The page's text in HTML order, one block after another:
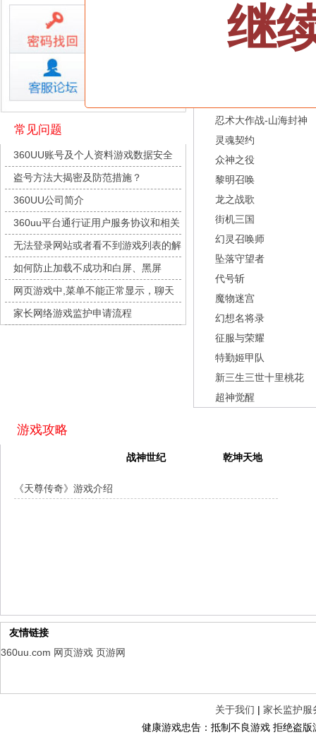
微乐捕鱼千炮版
帕瓦勇者传说 每日新服
群英风华录
小小仙王
每日新服
魔物迷宫
每日新服
今日 10:00点
城防三国志
每日新服
今日 10:00点
九梦仙域
每日新服
豌豆大作战
每日新服
今日 10:00点
灵魂序章
每日新服
今日 10:00点
冒险守护
每日新服
今日 10:00点
绝地苍穹
每日新服
今日 10:00点
代号斩
每日新服
今日 10:00点
征服与荣耀
灵魂契约
每日新服
权力的游戏
新服新服 今日 9:00
常见问题
360UU账号及个人资料游戏数据安全
盗号方法大揭密及防范措施？
360UU公司简介
360uu平台通行证用户服务协议和相关
的条款和条件
无法登录网站或者看不到游戏列表的解
决方法
如何防止加载不成功和白屏、黑屏
网页游戏中,菜单不能正常显示，聊天
及其它功能不能正常使用的解决办法
家长网络游戏监护申请流程
按类型 仙侠 武侠
按字母 ABC DEF
忍术大作战-山海封神
灵魂契约
众神之役
黎明召唤
龙之战歌
街机三国
幻灵召唤师
坠落守望者
代号斩
魔物迷宫
幻想名将录
征服与荣耀
特勤姬甲队
新三生三世十里桃花
超神觉醒
游戏攻略
战神世纪 乾坤天地
《天尊传奇》游戏介绍
友情链接
360uu.com 网页游戏 页游网
关于我们 | 家长监护服
健康游戏忠告：抵制不良游戏 拒绝盗
继